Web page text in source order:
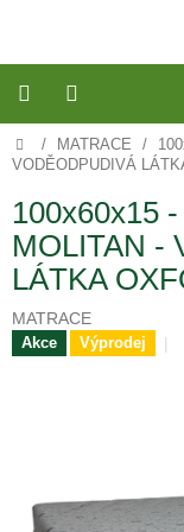
VÝROBA
NA
PELECHY
A
PODLOŽKY
NA
MÍRU
DO
KLECE
A
VÝPLNĚ
Domů
/ MATRACE /
VODĚODPUDIVÁ
100x60x15
MOLITAN -
LÁTKA
MATRACE
Akce Výprodej